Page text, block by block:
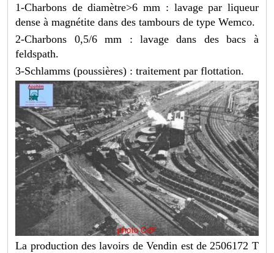
1-Charbons de diamètre>6 mm : lavage par liqueur
dense à magnétite dans des tambours de type Wemco.
2-Charbons 0,5/6 mm : lavage dans des bacs à
feldspath.
3-Schlamms (poussières) : traitement par flottation.
La production des lavoirs de Vendin est de 2506172 T